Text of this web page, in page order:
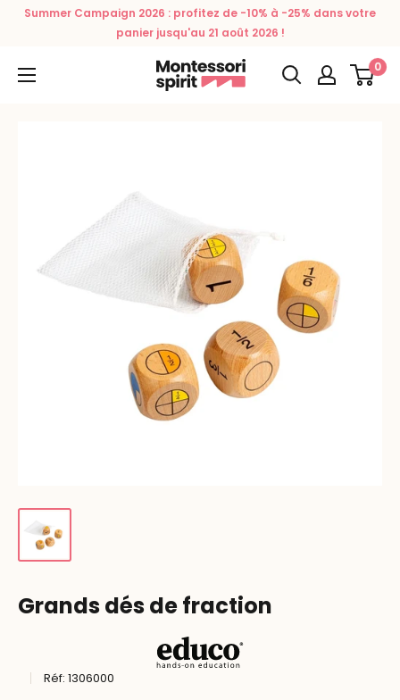
PasserSummer Campaign 2026 : profitez de -10% à -25% dans votre
panier jusqu'au 21 août 2026 !
Montessori
Spirit
0
Grands dés de fraction
Réf: 1306000